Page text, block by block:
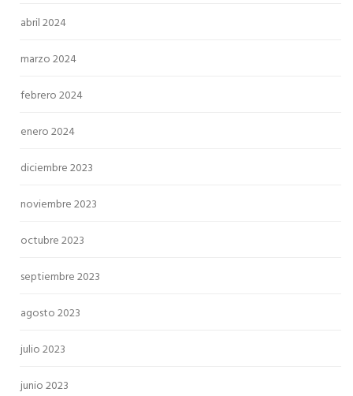
abril 2024
marzo 2024
febrero 2024
enero 2024
diciembre 2023
noviembre 2023
octubre 2023
septiembre 2023
agosto 2023
julio 2023
junio 2023